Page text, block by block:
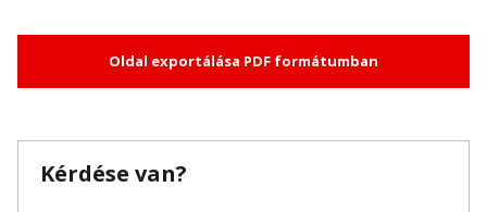
Oldal exportálása PDF formátumban
Kérdése van?